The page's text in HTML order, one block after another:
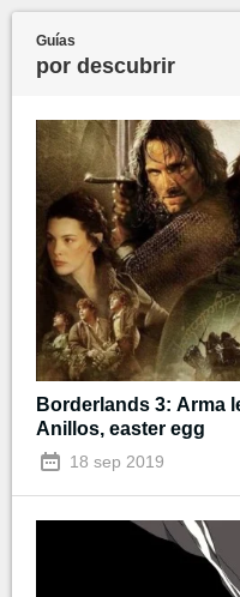
Guías
por descubrir
Borderlands 3: Arma
Anillos, easter egg
18 sep 2019